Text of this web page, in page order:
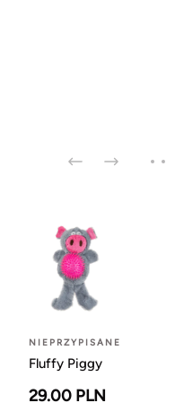
NIEPRZYPISANE
Fluffy Piggy
29.00 PLN